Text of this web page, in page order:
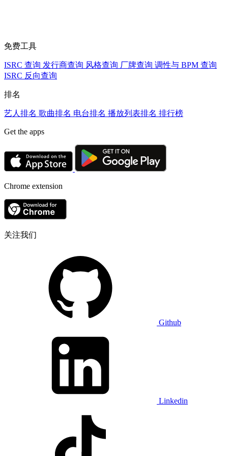
免费工具
ISRC 查询 发行商查询 风格查询 厂牌查询 调性与 BPM 查询
ISRC 反向查询
排名
艺人排名 歌曲排名 电台排名 播放列表排名 排行榜
Get the apps
Chrome extension
关注我们
Github
Linkedin